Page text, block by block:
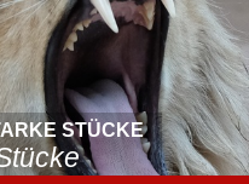
STÜCKE